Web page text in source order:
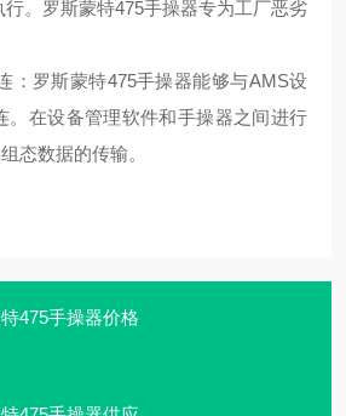
行。罗斯蒙特475手操器专为工厂恶劣
：罗斯蒙特475手操器能够与AMS设
。在设备管理软件和手操器之间进行
态数据的传输。
475手操器价格